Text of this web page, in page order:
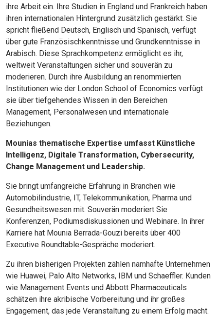
ihre Arbeit ein. Ihre Studien in England und Frankreich haben
ihren internationalen Hintergrund zusätzlich gestärkt. Sie
spricht fließend Deutsch, Englisch und Spanisch, verfügt
über gute Französischkenntnisse und Grundkenntnisse in
Arabisch. Diese Sprachkompetenz ermöglicht es ihr,
weltweit Veranstaltungen sicher und souverän zu
moderieren. Durch ihre Ausbildung an renommierten
Institutionen wie der London School of Economics verfügt
sie über tiefgehendes Wissen in den Bereichen
Management, Personalwesen und internationale
Beziehungen.
Mounias thematische Expertise umfasst Künstliche
Intelligenz, Digitale Transformation, Cybersecurity,
Change Management und Leadership.
Sie bringt umfangreiche Erfahrung in Branchen wie
Automobilindustrie, IT, Telekommunikation, Pharma und
Gesundheitswesen mit. Souverän moderiert Sie
Konferenzen, Podiumsdiskussionen und Webinare. In ihrer
Karriere hat Mounia Berrada-Gouzi bereits über 400
Executive Roundtable-Gespräche moderiert.
Zu ihren bisherigen Projekten zählen namhafte Unternehmen
wie Huawei, Palo Alto Networks, IBM und Schaeffler. Kunden
wie Management Events und Abbott Pharmaceuticals
schätzen ihre akribische Vorbereitung und ihr großes
Engagement, das jede Veranstaltung zu einem Erfolg macht.